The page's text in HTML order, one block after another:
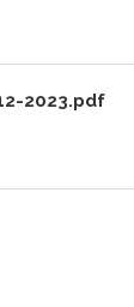
2023.pdf